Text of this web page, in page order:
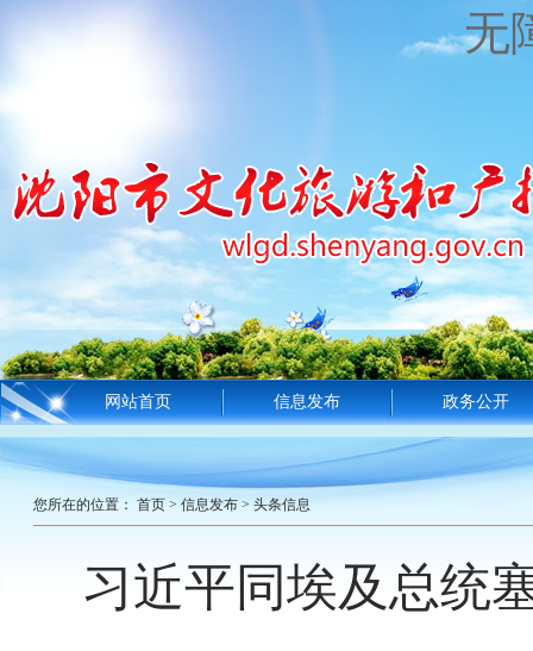
无
网站首页 信息发布 政务公开
您所在的位置： 首页 > 信息发布 > 头条信息
习近平同埃及总统